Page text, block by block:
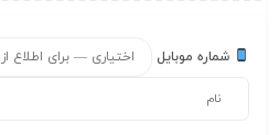
شماره موبایل